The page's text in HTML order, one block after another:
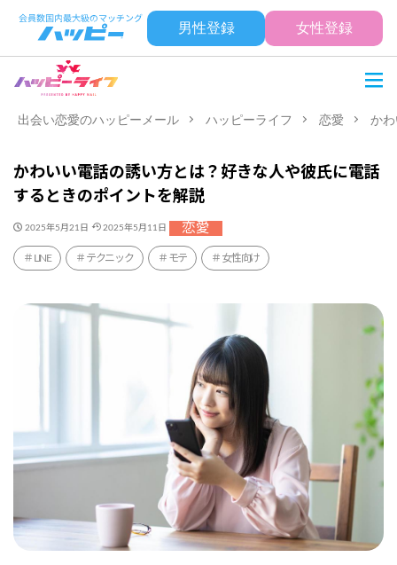
男性登録 女性登録
出会い恋愛のハッピーメール ハッピーライフ 恋愛 か
かわいい電話の誘い方とは？好きな人や彼氏に電話
するときのポイントを解説
2025年5月21日 2025年5月11日 恋愛
LINE テクニック モテ 女性向け